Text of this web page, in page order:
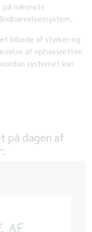
på nævnets
billede af styrker og
af ophavsretten
systemet kan
på dagen af